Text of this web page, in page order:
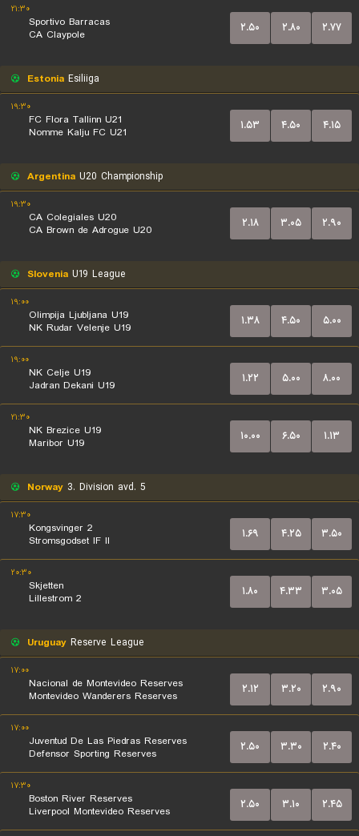
۲۱:۳۰
Sportivo Barracas
CA Claypole
۲.۵۰ ۲.۸۰ ۲.۷۷
Estonia Esiliiga
۱۹:۳۰
FC Flora Tallinn U21
Nomme Kalju FC U21
۱.۵۳ ۴.۵۰ ۴.۱۵
Argentina U20 Championship
۱۹:۳۰
CA Colegiales U20
CA Brown de Adrogue U20
۲.۱۸ ۳.۰۵ ۲.۹۰
Slovenia U19 League
۱۹:۰۰
Olimpija Ljubljana U19
NK Rudar Velenje U19
۱.۳۸ ۴.۵۰ ۵.۰۰
۱۹:۰۰
NK Celje U19
Jadran Dekani U19
۱.۲۲ ۵.۰۰ ۸.۰۰
۲۱:۳۰
NK Brezice U19
Maribor U19
۱۰.۰۰ ۶.۵۰ ۱.۱۳
Norway 3. Division avd. 5
۱۷:۳۰
Kongsvinger 2
Stromsgodset IF II
۱.۶۹ ۴.۲۵ ۳.۵۰
۲۰:۳۰
Skjetten
Lillestrom 2
۱.۸۰ ۴.۳۳ ۳.۰۵
Uruguay Reserve League
۱۷:۰۰
Nacional de Montevideo Reserves
Montevideo Wanderers Reserves
۲.۱۲ ۳.۲۰ ۲.۹۰
۱۷:۰۰
Juventud De Las Piedras Reserves
Defensor Sporting Reserves
۲.۵۰ ۳.۳۰ ۲.۴۰
۱۷:۳۰
Boston River Reserves
Liverpool Montevideo Reserves
۲.۵۰ ۳.۱۰ ۲.۴۵